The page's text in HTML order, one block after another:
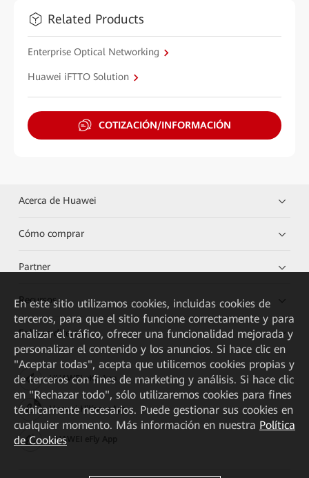
Related Products
Enterprise Optical Networking
Huawei iFTTO Solution
COTIZACIÓN/INFORMACIÓN
Acerca de Huawei
Cómo comprar
Partner
Recursos
Enlaces directos
HUAWEI eKit App
Huawei HiKnow App
HUAWEI eFly App
En este sitio utilizamos cookies, incluidas cookies de
terceros, para que el sitio funcione correctamente y para
analizar el tráfico, ofrecer una funcionalidad mejorada y
personalizar el contenido y los anuncios. Si hace clic en
"Aceptar todas", acepta que utilicemos cookies propias y
de terceros con fines de marketing y análisis. Si hace clic
en "Rechazar todo", sólo utilizaremos cookies para fines
técnicamente necesarios. Puede gestionar sus cookies en
cualquier momento. Más información en nuestra Política
de Cookies